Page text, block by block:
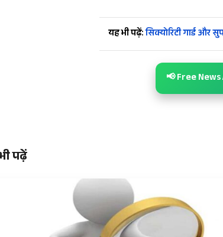
यह भी पढ़ें:सिक्योरिटी गार्ड और
📢 Free
पढ़ें